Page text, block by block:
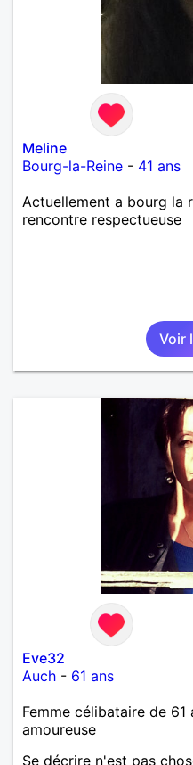
Meline
Bourg-la-Reine - 41 ans
Actuellement a bourg la
rencontre respectueuse
Voir
Eve32
Auch - 61 ans
Femme célibataire de
amoureuse
Se décrire n'est pas